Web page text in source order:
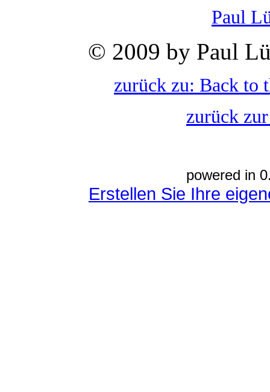
Paul
© 2009 by Paul
zurück zu: Back to
zurück
powered in
Erstellen Sie Ihre